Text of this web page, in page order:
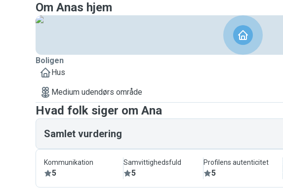
Om Anas hjem
Boligen
Hus
Medium udendørs område
Hvad folk siger om Ana
Samlet vurdering
Kommunikation
5
Samvittighedsfuld
5
Profilens autenticitet
5